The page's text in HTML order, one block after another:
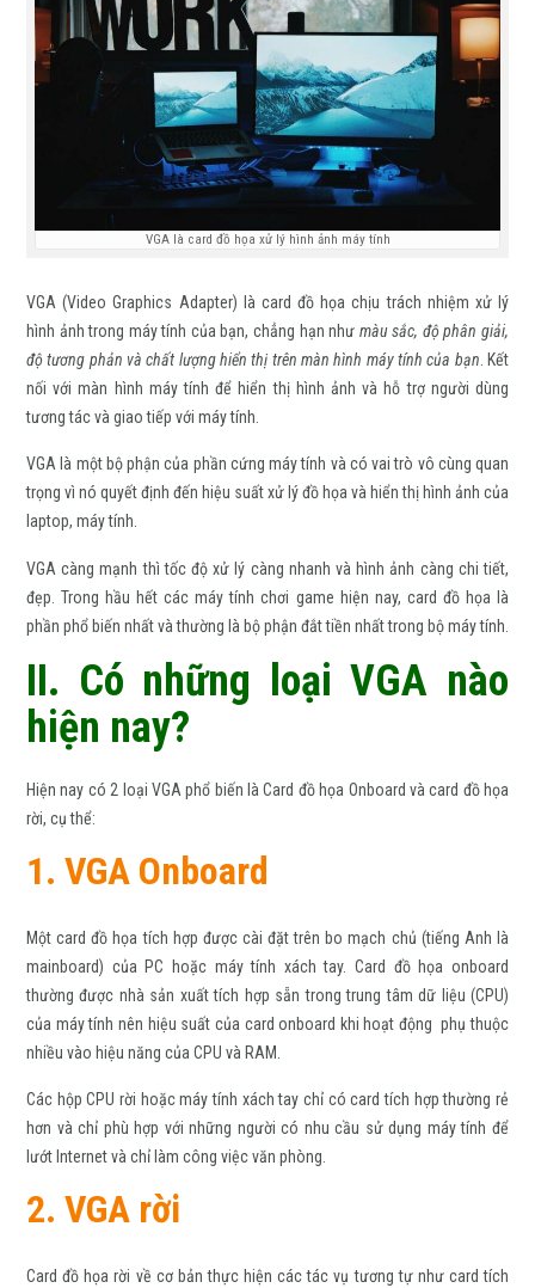
VGA là card đồ họa xử lý hình ảnh máy tính
VGA (Video Graphics Adapter) là card đồ họa chịu trách nhiệm xử lý
hình ảnh trong máy tính của bạn, chẳng hạn như màu sắc, độ phân giải,
độ tương phản và chất lượng hiển thị trên màn hình máy tính của bạn . Kết
nối với màn hình máy tính để hiển thị hình ảnh và hỗ trợ người dùng
tương tác và giao tiếp với máy tính.
VGA là một bộ phận của phần cứng máy tính và có vai trò vô cùng quan
trọng vì nó quyết định đến hiệu suất xử lý đồ họa và hiển thị hình ảnh của
laptop, máy tính.
VGA càng mạnh thì tốc độ xử lý càng nhanh và hình ảnh càng chi tiết,
đẹp. Trong hầu hết các máy tính chơi game hiện nay, card đồ họa là
phần phổ biến nhất và thường là bộ phận đắt tiền nhất trong bộ máy tính.
II. Có những loại VGA nào
hiện nay?
Hiện nay có 2 loại VGA phổ biến là Card đồ họa Onboard và card đồ họa
rời, cụ thể:
1. VGA Onboard
Một card đồ họa tích hợp được cài đặt trên bo mạch chủ (tiếng Anh là
mainboard) của PC hoặc máy tính xách tay. Card đồ họa onboard
thường được nhà sản xuất tích hợp sẵn trong trung tâm dữ liệu (CPU)
của máy tính nên hiệu suất của card onboard khi hoạt động phụ thuộc
nhiều vào hiệu năng của CPU và RAM.
Các hộp CPU rời hoặc máy tính xách tay chỉ có card tích hợp thường rẻ
hơn và chỉ phù hợp với những người có nhu cầu sử dụng máy tính để
lướt Internet và chỉ làm công việc văn phòng.
2. VGA rời
Card đồ họa rời về cơ bản thực hiện các tác vụ tương tự như card tích